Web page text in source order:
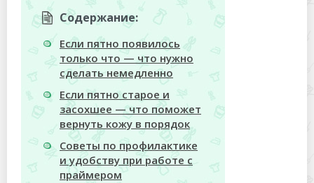
Содержание:
Если пятно появилось
только что — что нужно
сделать немедленно
Если пятно старое и
засохшее — что поможет
вернуть кожу в порядок
Советы по профилактике
и удобству при работе с
праймером